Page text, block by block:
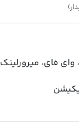
وای فای، میرورلینک